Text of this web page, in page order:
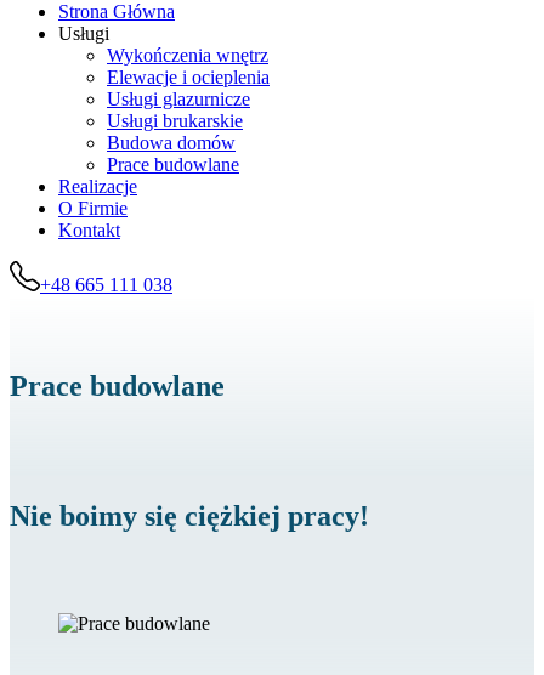
Strona Główna
Usługi
Wykończenia wnętrz
Elewacje i ocieplenia
Usługi glazurnicze
Usługi brukarskie
Budowa domów
Prace budowlane
Realizacje
O Firmie
Kontakt
+48 665 111 038
Prace budowlane
Nie boimy się ciężkiej pracy!